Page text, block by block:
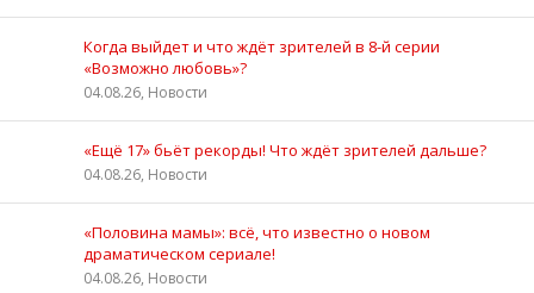
Когда выйдет и что ждёт зрителей в 8-й серии
«Возможно любовь»?
04.08.26, Новости
«Ещё 17» бьёт рекорды! Что ждёт зрителей дальше?
04.08.26, Новости
«Половина мамы»: всё, что известно о новом
драматическом сериале!
04.08.26, Новости